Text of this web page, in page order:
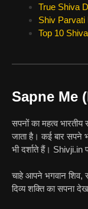
True Shiva
Shiv Parvati
Top 10
Sapne Me
सपनों का महत्व
जाता है। कई बार सपने
भी दर्शाते हैं। Shivji.in
चाहे आपने भगवान शिव,
दिव्य शक्ति का सपना